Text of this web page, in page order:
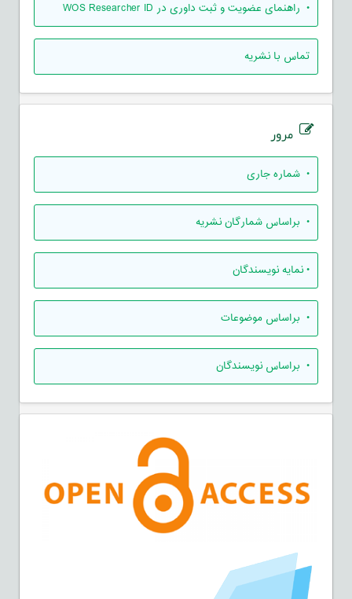
• راهنمای عضویت و ثبت داوری در WOS Researcher ID
تماس با نشریه
مرور
• شماره جاری
• براساس شمارگان نشریه
•نمایه نویسندگان
• براساس موضوعات
• براساس نویسندگان